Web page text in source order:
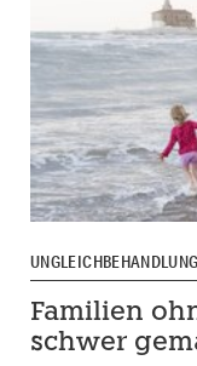
Familien
schwer